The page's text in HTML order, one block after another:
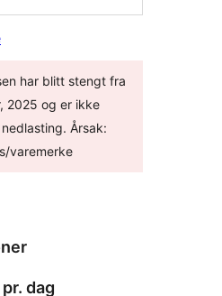
har blitt stengt fra
2025 og er ikke
Årsak:
varemerke
dag